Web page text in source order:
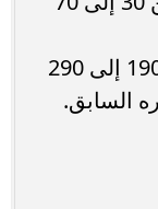
تراوح سعر كيلو سمك موسى من 190 إلى 290